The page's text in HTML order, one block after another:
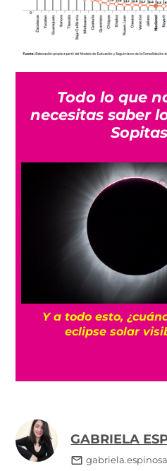
Todo lo que
necesitas saber
¿Qué es el ‘fracking’
GABRIELA